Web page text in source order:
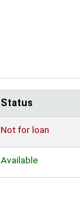
Status
Not for loan
Available